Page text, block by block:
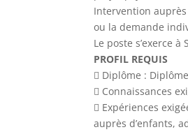
Intervention
ou la demande
Le poste s’exerce à
PROFIL REQUIS
 Diplôme :
 Connaissances
 Expériences
auprès d’enfants,